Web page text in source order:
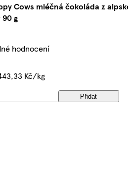
Cows mléčná čokoláda z
g
hodnocení
Kč/kg
Přidat